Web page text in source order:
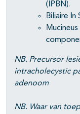
(IPBN).
Biliaire
NB. Precursor
intracholecystic
adenoom
NB. Waar van